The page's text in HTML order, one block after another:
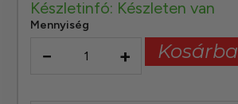
Készletinfó: Készleten van
Mennyiség
− + Kosárba